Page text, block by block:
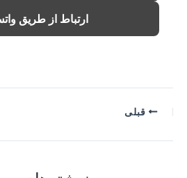
ارتباط از طریق
قبلی